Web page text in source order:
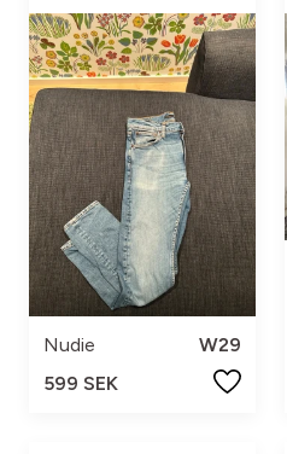
Nudie
W29
599 SEK